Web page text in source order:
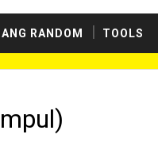
RANDOM TOOLS